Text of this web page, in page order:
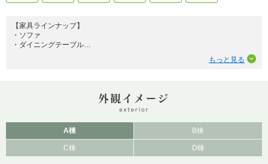
【家具ラインナップ】
・ソファ
・ダイニングテーブル
町湯川エリアに誕生。耐久性・省エネ性・維持管理性に配慮した住まいは、
家族の暮らしを長く支えます。室内設備には信頼のパナソニック製を採用
し、キッチン・トイレ・洗面台・浴室まで上質で統一感のある空間を実現。
使い勝手の良さと清掃性にも優れ、日々の家事負担を軽減します。また、建
売住宅では珍しいルーフバルコニーがある棟も。明るく開放的なLDKや計画
的な収納など、暮らしやすさを追求した間取りも魅力。ぜひ現地でご体感く
もっと見る
A棟 B棟
C棟 D棟